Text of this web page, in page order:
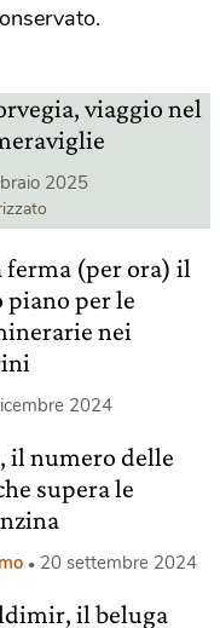
viaggio nel
2025
ferma (per ora) il
piano per le
nei
2024
il numero delle
supera le
20 settembre 2024
il beluga